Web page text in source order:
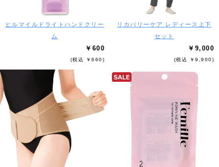
ヒルマイルドライトハンドクリー
ム
￥600
(税込 ￥660)
リカバリーケア レディース上下
セット
￥9,000
(税込 ￥9,900)